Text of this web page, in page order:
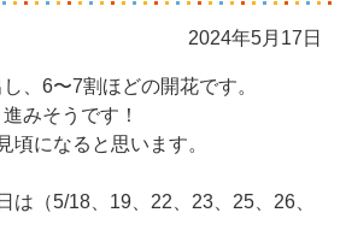
2024年5月17日
、6〜7割ほどの開花です。
みそうです！
頃になると思います。
は（5/18、19、22、23、25、26、